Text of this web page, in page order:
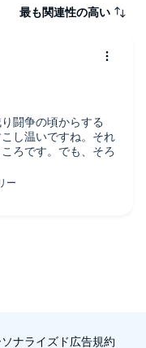
最も関連性の高い
闘争の頃からする
し温いですね。それ
ろです。でも、そろ
ナライズド広告規約